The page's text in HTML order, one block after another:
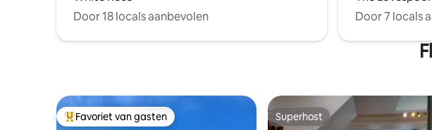
Door 18 locals aanbevolen
Door 7 locals
Topfavoriet van gasten
Favoriet van gasten Superhost
Superhost